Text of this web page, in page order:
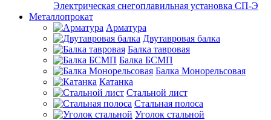
Электрическая снегоплавильная установка СП-Э
Металлопрокат
Арматура
Двутавровая балка
Балка тавровая
Балка БСМП
Балка Монорельсовая
Катанка
Стальной лист
Стальная полоса
Уголок стальной